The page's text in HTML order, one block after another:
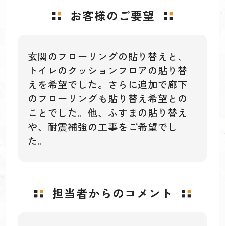
お客様のご要望
玄関のフローリングの貼り替えと、
トイレのクッションフロアの貼り替
えを希望でした。さらに追加で廊下
のフローリングも貼り替え希望との
ことでした。他、ふすまの貼り替え
や、耐震補強の工事をご希望でし
た。
担当者からのコメント